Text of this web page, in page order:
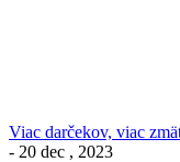
Viac darčekov, viac
- 20 dec , 2023